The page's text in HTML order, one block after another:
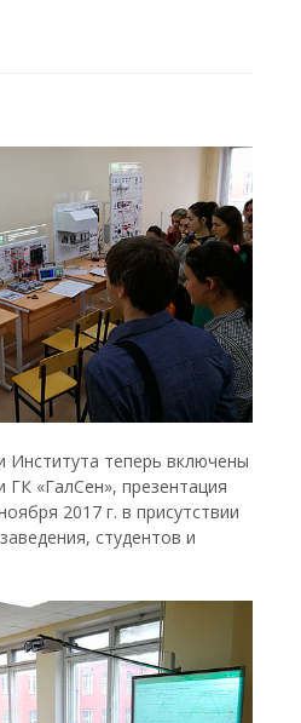
Института теперь включены
ГК «ГалСен», презентация
2017 г. в присутствии
студентов и